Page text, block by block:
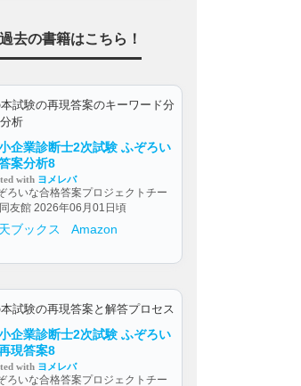
去の書籍はこちら！
試験の再現答案のキーワード分
析
企業診断士2次試験 ふぞろい
案分析8
with ヨメレバ
ろいな合格答案プロジェクトチー
友館 2026年06月01日頃
ブックス Amazon
試験の再現答案と解答プロセス
企業診断士2次試験 ふぞろい
現答案8
with ヨメレバ
ろいな合格答案プロジェクトチー